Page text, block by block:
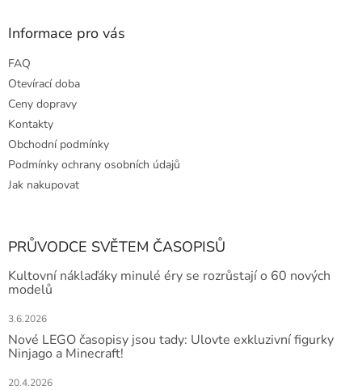
Informace pro vás
FAQ
Otevírací doba
Ceny dopravy
Kontakty
Obchodní podmínky
Podmínky ochrany osobních údajů
Jak nakupovat
PRŮVODCE SVĚTEM ČASOPISŮ
Kultovní náklaďáky minulé éry se rozrůstají o 60 nových
modelů
3.6.2026
Nové LEGO časopisy jsou tady: Ulovte exkluzivní figurky
Ninjago a Minecraft!
20.4.2026